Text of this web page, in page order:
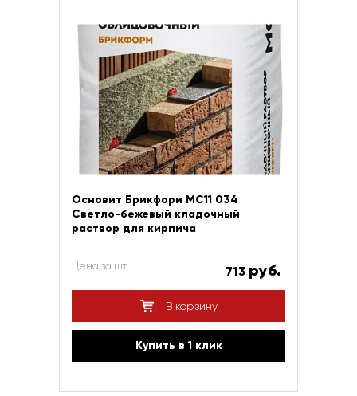
Основит Брикформ МС11 034
Светло-бежевый кладочный
раствор для кирпича
Цена за шт 713 руб.
В корзину
Купить в 1 клик